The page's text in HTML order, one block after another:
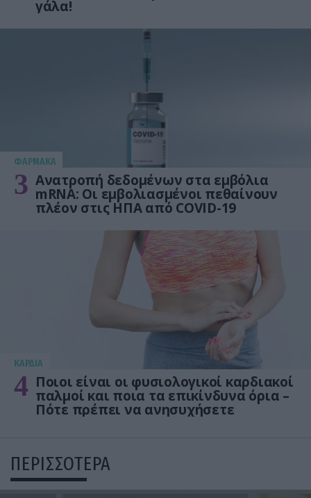
γάλα!
ΦΑΡΜΑΚΑ
3 Ανατροπή δεδομένων στα εμβόλια
mRNA: Οι εμβολιασμένοι πεθαίνουν
πλέον στις ΗΠΑ από COVID-19
KΑΡΔΙΑ
4 Ποιοι είναι οι φυσιολογικοί καρδιακοί
παλμοί και ποια τα επικίνδυνα όρια –
Πότε πρέπει να ανησυχήσετε
ΠΕΡΙΣΣΟΤΕΡΑ